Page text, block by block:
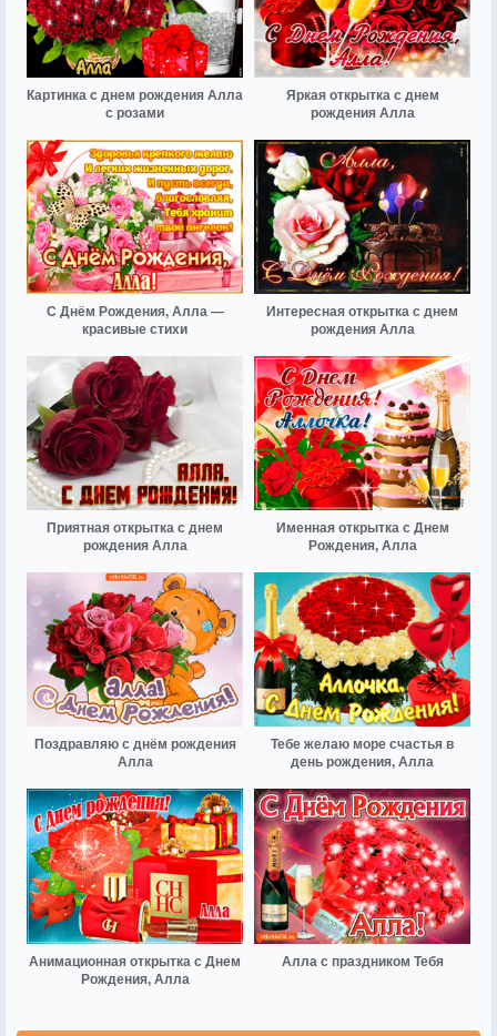
Картинка с днем рождения Алла
с розами
Яркая открытка с днем
рождения Алла
С Днём Рождения, Алла —
красивые стихи
Интересная открытка с днем
рождения Алла
Приятная открытка с днем
рождения Алла
Именная открытка с Днем
Рождения, Алла
Поздравляю с днём рождения
Алла
Тебе желаю море счастья в
день рождения, Алла
Анимационная открытка с Днем
Рождения, Алла
Алла с праздником Тебя